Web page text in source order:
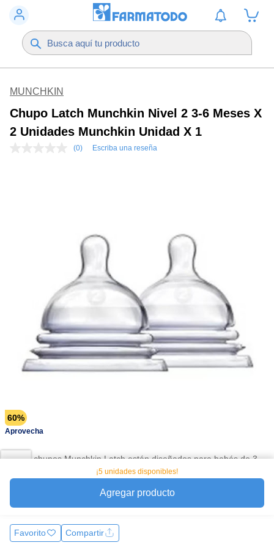
MUNCHKIN
Chupo Latch Munchkin Nivel 2 3-6 Meses X
2 Unidades Munchkin Unidad X 1
(0) Escriba una reseña
60%
Aprovecha
Estos chupos Munchkin Latch están diseñados para bebés de 3
a 6 meses y ofrecen un flujo medio que facilita una alimentación
cómoda y natural. Están fabricados en silicona suave y cuentan
con sistema anticólicos que ayuda a reducir la ingesta de aire.
Son libres de BPA y el paquete incluye dos unidades para mayor
practicidad.
Ver más
Favorito Compartir
¡5 unidades disponibles!
Agregar producto